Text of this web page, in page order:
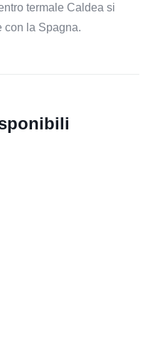
termale Caldea si
con la Spagna.